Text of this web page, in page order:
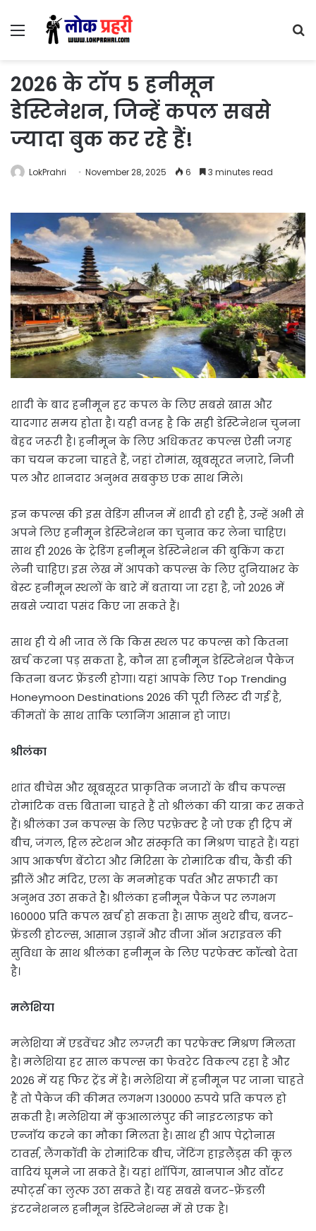
Menu
2026 के टॉप 5 हनीमून
डेस्टिनेशन, जिन्हें कपल सबसे
ज्यादा बुक कर रहे हैं!
LokPrahri November 28, 2025 6 3 minutes read
शादी के बाद हनीमून हर कपल के लिए सबसे खास और
यादगार समय होता है। यही वजह है कि सही डेस्टिनेशन चुनना
बेहद जरूरी है। हनीमून के लिए अधिकतर कपल्स ऐसी जगह
का चयन करना चाहते हैं, जहां रोमांस, खूबसूरत नज़ारे, निजी
पल और शानदार अनुभव सबकुछ एक साथ मिले।
इन कपल्स की इस वेडिंग सीजन में शादी हो रही है, उन्हें अभी से
अपने लिए हनीमून डेस्टिनेशन का चुनाव कर लेना चाहिए।
साथ ही 2026 के ट्रेडिंग हनीमून डेस्टिनेशन की बुकिंग करा
लेनी चाहिए। इस लेख में आपको कपल्स के लिए दुनियाभर के
बेस्ट हनीमून स्थलों के बारे में बताया जा रहा है, जो 2026 में
सबसे ज्यादा पसंद किए जा सकते हैं।
साथ ही ये भी जाव लें कि किस स्थल पर कपल्स को कितना
खर्च करना पड़ सकता है, कौन सा हनीमून डेस्टिनेशन पैकेज
कितना बजट फ्रेंडली होगा। यहां आपके लिए Top Trending
Honeymoon Destinations 2026 की पूरी लिस्ट दी गई है,
कीमतों के साथ ताकि प्लानिंग आसान हो जाए।
श्रीलंका
शांत बीचेस और खूबसूरत प्राकृतिक नजारों के बीच कपल्स
रोमांटिक वक्त बिताना चाहते हैं तो श्रीलंका की यात्रा कर सकते
हैं। श्रीलंका उन कपल्स के लिए परफ़ेक्ट है जो एक ही ट्रिप में
बीच, जंगल, हिल स्टेशन और संस्कृति का मिश्रण चाहते हैं। यहां
आप आकर्षण बेंटोटा और मिरिसा के रोमांटिक बीच, कैंडी की
झीलें और मंदिर, एला के मनमोहक पर्वत और सफारी का
अनुभव उठा सकते हैे। श्रीलंका हनीमून पैकेज पर लगभग
160000 प्रति कपल खर्च हो सकता है। साफ सुथरे बीच, बजट-
फ्रेंडली होटल्स, आसान उड़ानें और वीजा ऑन अराइवल की
सुविधा के साथ श्रीलंका हनीमून के लिए परफेक्ट कॉम्बो देता
है।
मलेशिया
मलेशिया में एडवेंचर और लग्ज़री का परफेक्ट मिश्रण मिलता
है। मलेशिया हर साल कपल्स का फेवरेट विकल्प रहा है और
2026 में यह फिर ट्रेंड में है। मलेशिया में हनीमून पर जाना चाहते
हैं तो पैकेज की कीमत लगभग 130000 रुपये प्रति कपल हो
सकती है। मलेशिया में कुआलालंपुर की नाइटलाइफ को
एन्जाॅय करने का मौका मिलता है। साथ ही आप पेट्रोनास
टावर्स, लैंगकॉवी के रोमांटिक बीच, जेंटिंग हाइलैंड्स की कूल
वादियं घूमने जा सकते हैं। यहां शाॅपिंग, खानपान और वॉटर
स्पोर्ट्स का लुत्फ उठा सकते हैं। यह सबसे बजट-फ्रेंडली
इंटरनेशनल हनीमून डेस्टिनेशन्स में से एक है।